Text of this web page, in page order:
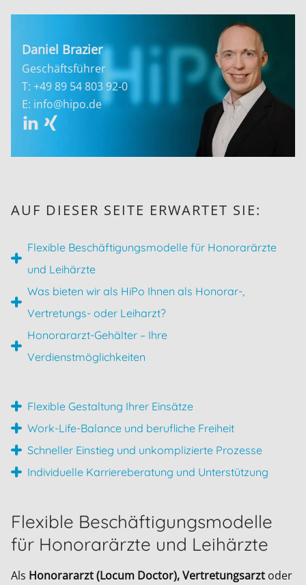
Daniel Brazier
Geschäftsführer
T: +49 89 54 803 92-0
E: info@hipo.de
AUF DIESER SEITE ERWARTET SIE:
Flexible Beschäftigungsmodelle für Honorarärzte
und Leihärzte
Was bieten wir als HiPo Ihnen als Honorar-,
Vertretungs- oder Leiharzt?
Honorararzt-Gehälter – Ihre
Verdienstmöglichkeiten
Flexible Gestaltung Ihrer Einsätze
Work-Life-Balance und berufliche Freiheit
Schneller Einstieg und unkomplizierte Prozesse
Individuelle Karriereberatung und Unterstützung
Flexible Beschäftigungsmodelle
für Honorarärzte und Leihärzte
Als Honorararzt (Locum Doctor), Vertretungsarzt oder